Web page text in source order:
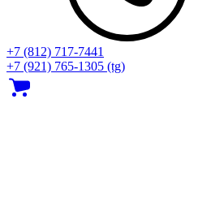
+7 (812) 717‑7441
+7 (921) 765-1305 (tg)